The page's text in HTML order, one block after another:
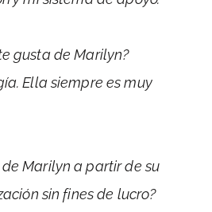
gusta de Marilyn?
Ella siempre es muy
Marilyn a partir de su
sin fines de lucro?